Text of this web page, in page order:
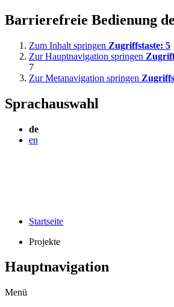
Barrierefreie Bedienung
Zum Inhalt springen Zugriffstaste: 5
Zur Hauptnavigation springen
7
Zur Metanavigation springen
Sprachauswahl
de
en
Startseite
Projekte
Hauptnavigation
Menü